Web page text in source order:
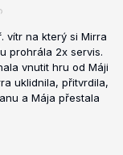
vítr na který si Mirra
prohrála 2x servis.
vnutit hru od Máji
uklidnila, přitvrdila,
a Mája přestala